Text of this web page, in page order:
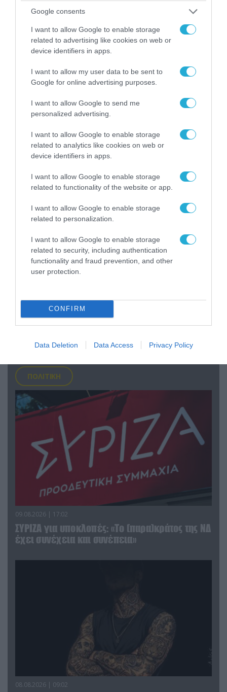
Google consents
I want to allow Google to enable storage
related to advertising like cookies on web or
device identifiers in apps.
I want to allow my user data to be sent to
Google for online advertising purposes.
I want to allow Google to send me
personalized advertising.
I want to allow Google to enable storage
related to analytics like cookies on web or
device identifiers in apps.
I want to allow Google to enable storage
related to functionality of the website or app.
I want to allow Google to enable storage
related to personalization.
I want to allow Google to enable storage
related to security, including authentication
functionality and fraud prevention, and other
user protection.
CONFIRM
Data Deletion Data Access Privacy Policy
08.08.2026 | 13:02
Βίντεο: Ρωσική βόμβα FAB-3000 «εξαφανίζει
από τον χάρτη» σημείο διέλευσης των
ουκρανικών δυνάμεων στην Ζαπορίζια
09.08.2026 | 12:02
Οι Χούθι δοκιμάζουν της αμυντική συμμαχία
Τουρκίας-Σ.Αραβίας – Το παράδοξο των
ΠΟΛΙΤΙΚΗ
09.08.2026 | 17:02
ΣΥΡΙΖΑ για υποκλοπές: «Το (παρα)κράτος της ΝΔ
έχει συνέχεια και συνέπεια»
08.08.2026 | 09:02